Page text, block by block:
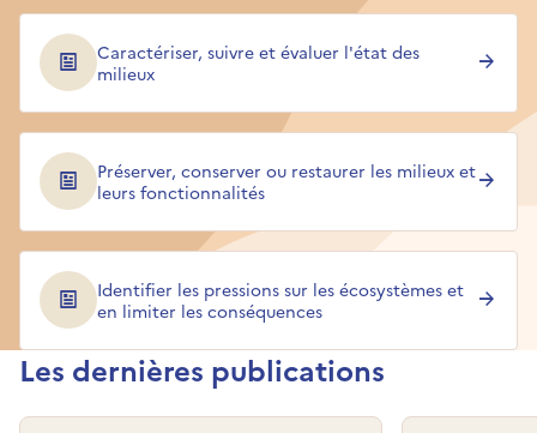
Caractériser, suivre et évaluer l'état des
milieux
Préserver, conserver ou restaurer les milieux et
leurs fonctionnalités
Identifier les pressions sur les écosystèmes et
en limiter les conséquences
Les dernières publications